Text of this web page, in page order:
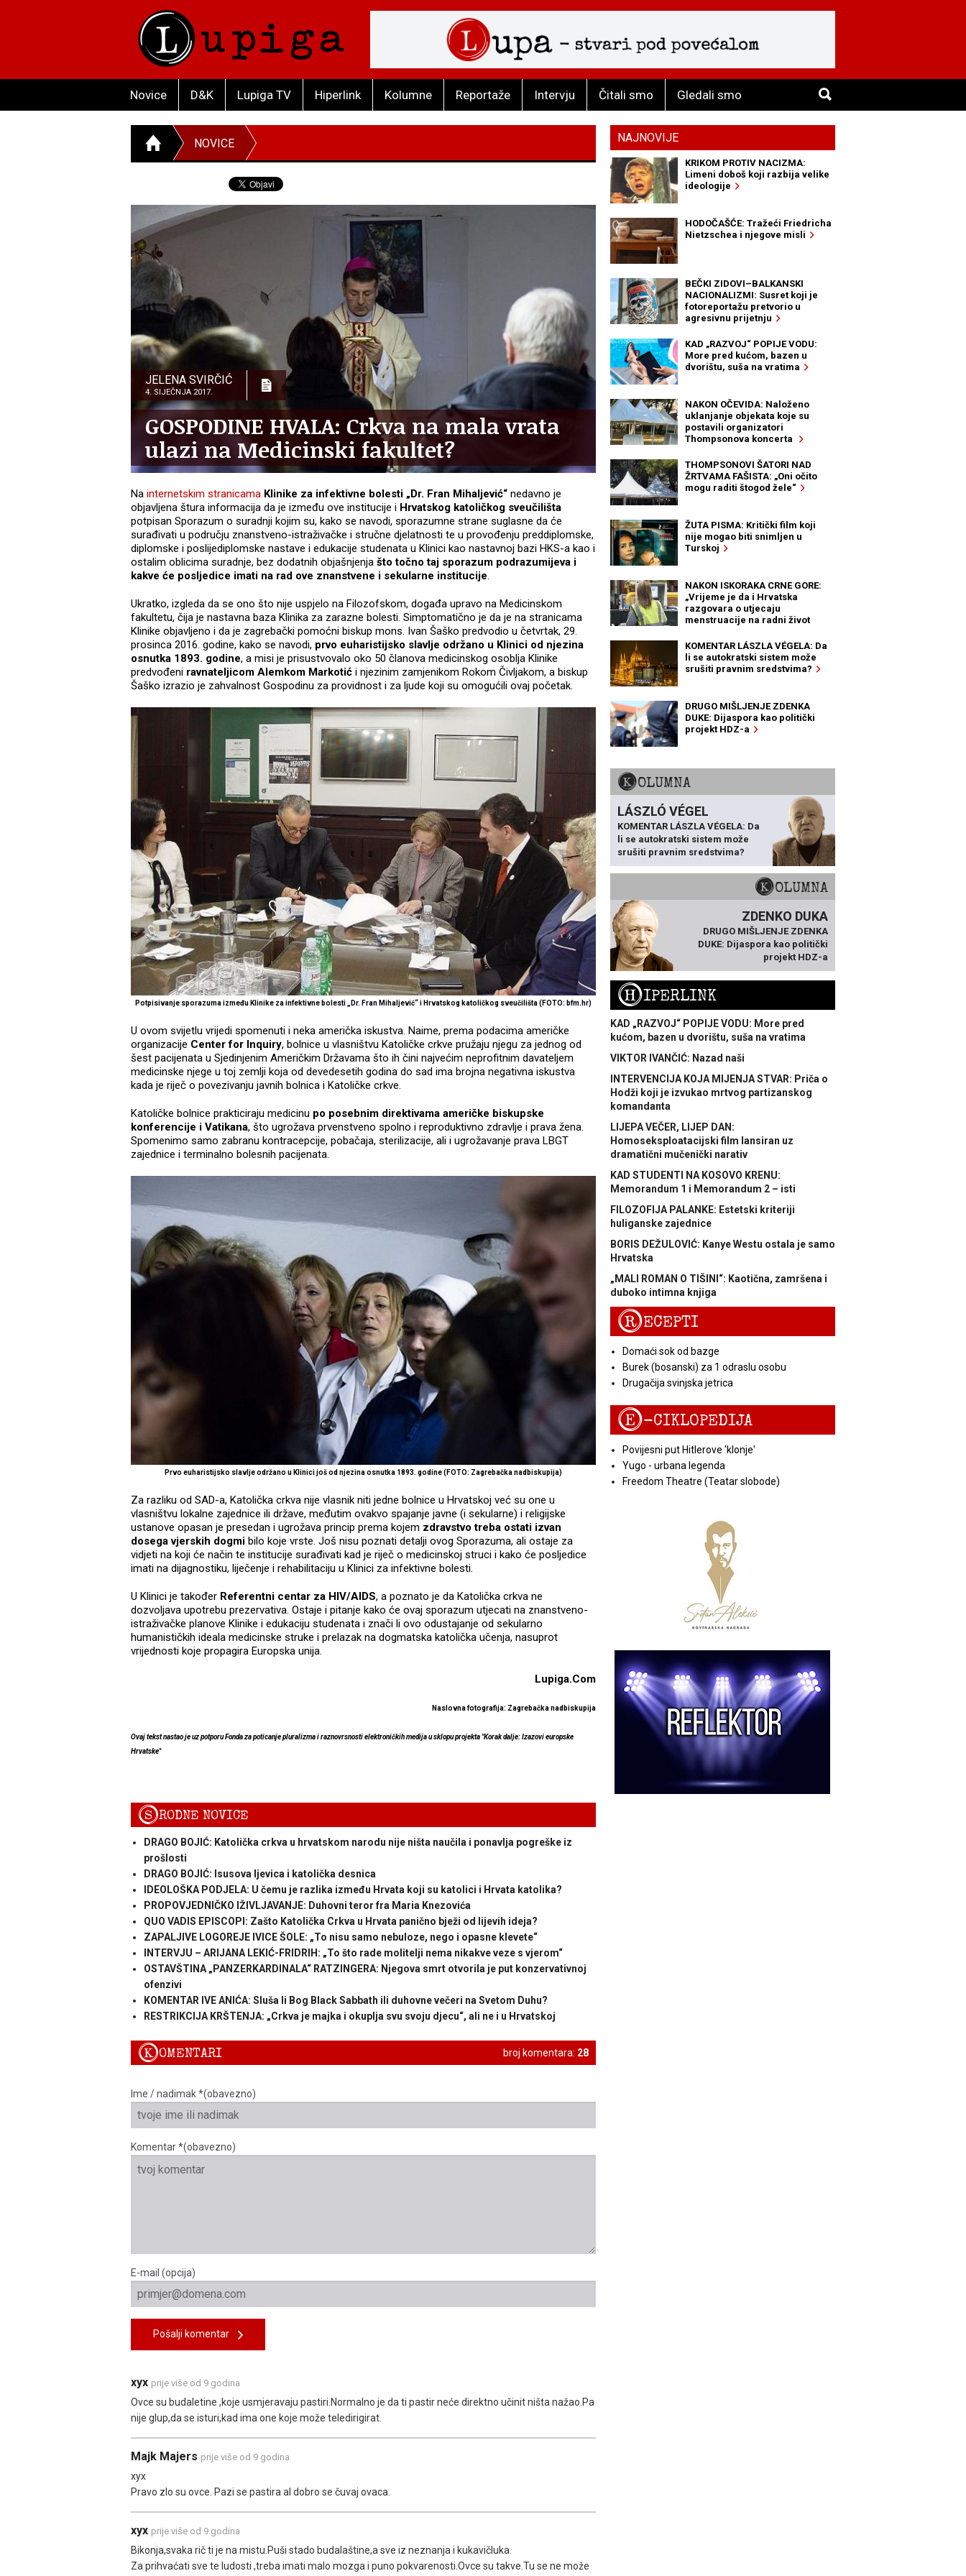
Novice D&K Lupiga TV Hiperlink Kolumne Reportaže Intervju Čitali smo Gledali smo
NOVICE
JELENA SVIRČIĆ
4. SIJEČNJA 2017.
GOSPODINE HVALA: Crkva na mala vrata
ulazi na Medicinski fakultet?
Na internetskim stranicama Klinike za infektivne bolesti „Dr. Fran Mihaljević“ nedavno je
objavljena štura informacija da je između ove institucije i Hrvatskog katoličkog sveučilišta
potpisan Sporazum o suradnji kojim su, kako se navodi, sporazumne strane suglasne da će
surađivati u području znanstveno-istraživačke i stručne djelatnosti te u provođenju preddiplomske,
diplomske i poslijediplomske nastave i edukacije studenata u Klinici kao nastavnoj bazi HKS-a kao i
ostalim oblicima suradnje, bez dodatnih objašnjenja što točno taj sporazum podrazumijeva i
kakve će posljedice imati na rad ove znanstvene i sekularne institucije.
Ukratko, izgleda da se ono što nije uspjelo na Filozofskom, događa upravo na Medicinskom
fakultetu, čija je nastavna baza Klinika za zarazne bolesti. Simptomatično je da je na stranicama
Klinike objavljeno i da je zagrebački pomoćni biskup mons. Ivan Šaško predvodio u četvrtak, 29.
prosinca 2016. godine, kako se navodi, prvo euharistijsko slavlje održano u Klinici od njezina
osnutka 1893. godine, a misi je prisustvovalo oko 50 članova medicinskog osoblja Klinike
predvođeni ravnateljicom Alemkom Markotić i njezinim zamjenikom Rokom Čivljakom, a biskup
Šaško izrazio je zahvalnost Gospodinu za providnost i za ljude koji su omogućili ovaj početak.
Potpisivanje sporazuma između Klinike za infektivne bolesti „Dr. Fran Mihaljević“ i Hrvatskog katoličkog sveučilišta (FOTO: bfm.hr)
U ovom svijetlu vrijedi spomenuti i neka američka iskustva. Naime, prema podacima američke
organizacije Center for Inquiry, bolnice u vlasništvu Katoličke crkve pružaju njegu za jednog od
šest pacijenata u Sjedinjenim Američkim Državama što ih čini najvećim neprofitnim davateljem
medicinske njege u toj zemlji koja od devedesetih godina do sad ima brojna negativna iskustva
kada je riječ o povezivanju javnih bolnica i Katoličke crkve.
Katoličke bolnice prakticiraju medicinu po posebnim direktivama američke biskupske
konferencije i Vatikana, što ugrožava prvenstveno spolno i reproduktivno zdravlje i prava žena.
Spomenimo samo zabranu kontracepcije, pobačaja, sterilizacije, ali i ugrožavanje prava LBGT
zajednice i terminalno bolesnih pacijenata.
Prvo euharistijsko slavlje održano u Klinici još od njezina osnutka 1893. godine (FOTO: Zagrebačka nadbiskupija)
Za razliku od SAD-a, Katolička crkva nije vlasnik niti jedne bolnice u Hrvatskoj već su one u
vlasništvu lokalne zajednice ili države, međutim ovakvo spajanje javne (i sekularne) i religijske
ustanove opasan je presedan i ugrožava princip prema kojem zdravstvo treba ostati izvan
dosega vjerskih dogmi bilo koje vrste. Još nisu poznati detalji ovog Sporazuma, ali ostaje za
vidjeti na koji će način te institucije surađivati kad je riječ o medicinskoj struci i kako će posljedice
imati na dijagnostiku, liječenje i rehabilitaciju u Klinici za infektivne bolesti.
U Klinici je također Referentni centar za HIV/AIDS, a poznato je da Katolička crkva ne
dozvoljava upotrebu prezervativa. Ostaje i pitanje kako će ovaj sporazum utjecati na znanstveno-
istraživačke planove Klinike i edukaciju studenata i znači li ovo odustajanje od sekularno
humanističkih ideala medicinske struke i prelazak na dogmatska katolička učenja, nasuprot
vrijednosti koje propagira Europska unija.
Lupiga.Com
Naslovna fotografija: Zagrebačka nadbiskupija
Ovaj tekst nastao je uz potporu Fonda za poticanje pluralizma i raznovrsnosti elektroničkih medija u sklopu projekta "Korak dalje: Izazovi europske
Hrvatske"
SRODNE NOVICE
DRAGO BOJIĆ: Katolička crkva u hrvatskom narodu nije ništa naučila i ponavlja pogreške iz
prošlosti
DRAGO BOJIĆ: ​Isusova ljevica i katolička desnica
IDEOLOŠKA PODJELA: U čemu je razlika između Hrvata koji su katolici i Hrvata katolika?
PROPOVJEDNIČKO IŽIVLJAVANJE: Duhovni teror fra Maria Knezovića
QUO VADIS EPISCOPI: Zašto Katolička Crkva u Hrvata panično bježi od lijevih ideja?
ZAPALJIVE LOGOREJE IVICE ŠOLE: „To nisu samo nebuloze, nego i opasne klevete“
INTERVJU – ARIJANA LEKIĆ-FRIDRIH: „To što rade molitelji nema nikakve veze s vjerom“
OSTAVŠTINA „PANZERKARDINALA“ RATZINGERA: Njegova smrt otvorila je put konzervativnoj
ofenzivi
KOMENTAR IVE ANIĆA: Sluša li Bog Black Sabbath ili duhovne večeri na Svetom Duhu?
RESTRIKCIJA KRŠTENJA: „Crkva je majka i okuplja svu svoju djecu“, ali ne i u Hrvatskoj
broj komentara: 28
KOMENTARI
Ime / nadimak *(obavezno)
Komentar *(obavezno)
E-mail (opcija)
Pošalji komentar
xyx prije više od 9 godina
Ovce su budaletine ,koje usmjeravaju pastiri.Normalno je da ti pastir neće direktno učinit ništa nažao.Pa
nije glup,da se isturi,kad ima one koje može teledirigirat.
Majk Majers prije više od 9 godina
xyx
Pravo zlo su ovce. Pazi se pastira al dobro se čuvaj ovaca.
xyx prije više od 9 godina
Bikonja,svaka rič ti je na mistu.Puši stado budalaštine,a sve iz neznanja i kukavičluka.
Za prihvaćati sve te ludosti ,treba imati malo mozga i puno pokvarenosti.Ovce su takve.Tu se ne može
NAJNOVIJE
KRIKOM PROTIV NACIZMA:
Limeni doboš koji razbija velike
ideologije
HODOČAŠĆE: Tražeći Friedricha
Nietzschea i njegove misli
BEČKI ZIDOVI–BALKANSKI
NACIONALIZMI: Susret koji je
fotoreportažu pretvorio u
agresivnu prijetnju
KAD „RAZVOJ“ POPIJE VODU:
More pred kućom, bazen u
dvorištu, suša na vratima
NAKON OČEVIDA: Naloženo
uklanjanje objekata koje su
postavili organizatori
Thompsonova koncerta
THOMPSONOVI ŠATORI NAD
ŽRTVAMA FAŠISTA: „Oni očito
mogu raditi štogod žele“
ŽUTA PISMA: Kritički film koji
nije mogao biti snimljen u
Turskoj
NAKON ISKORAKA CRNE GORE:
„Vrijeme je da i Hrvatska
razgovara o utjecaju
menstruacije na radni život
KOMENTAR LÁSZLA VÉGELA: Da
li se autokratski sistem može
srušiti pravnim sredstvima?
DRUGO MIŠLJENJE ZDENKA
DUKE: Dijaspora kao politički
projekt HDZ-a
KOLUMNA
LÁSZLÓ VÉGEL
KOMENTAR LÁSZLA VÉGELA: Da
li se autokratski sistem može
srušiti pravnim sredstvima?
KOLUMNA
ZDENKO DUKA
DRUGO MIŠLJENJE ZDENKA
DUKE: Dijaspora kao politički
projekt HDZ-a
HIPERLINK
KAD „RAZVOJ“ POPIJE VODU: More pred
kućom, bazen u dvorištu, suša na vratima
VIKTOR IVANČIĆ: Nazad naši
INTERVENCIJA KOJA MIJENJA STVAR: Priča o
Hodži koji je izvukao mrtvog partizanskog
komandanta
LIJEPA VEČER, LIJEP DAN:
Homoseksploatacijski film lansiran uz
dramatični mučenički narativ
KAD STUDENTI NA KOSOVO KRENU:
Memorandum 1 i Memorandum 2 – isti
FILOZOFIJA PALANKE: Estetski kriteriji
huliganske zajednice
BORIS DEŽULOVIĆ: Kanye Westu ostala je samo
Hrvatska
„MALI ROMAN O TIŠINI“: Kaotična, zamršena i
duboko intimna knjiga
RECEPTI
Domaći sok od bazge
Burek (bosanski) za 1 odraslu osobu
Drugačija svinjska jetrica
E-CIKLOPEDIJA
Povijesni put Hitlerove 'klonje'
Yugo - urbana legenda
Freedom Theatre (Teatar slobode)